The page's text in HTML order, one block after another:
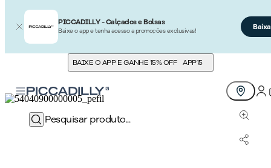
PICCADILLY - Calçados e Bolsas
Baixe o app e tenha acesso a promoções exclusivas!
BAIXE O APP E GANHE 15% OFF APP15